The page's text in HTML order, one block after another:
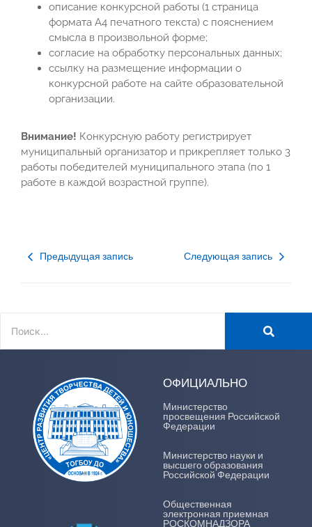
описание конкурсной работы (1 страница
формата А4 печатного текста) с пояснением
смысла в произвольной форме;
согласие на обработку персональных данных;
ссылку на размещение информации о
конкурсной работе на сайте образовательной
организации.
Внимание! Конкурсную работу регистрирует
муниципальный организатор и прикрепляет только 3
работы победителей муниципального этапа (по 1
работе в каждой возрастной группе).
Предыдущая запись Следующая запись
ОФИЦИАЛЬНО
Министерство
просвещения Российской
Федерации
Министерство науки и
высшего образования
Российской Федерации
Общественная
электронная приемная
РОСКОМНАДЗОРА